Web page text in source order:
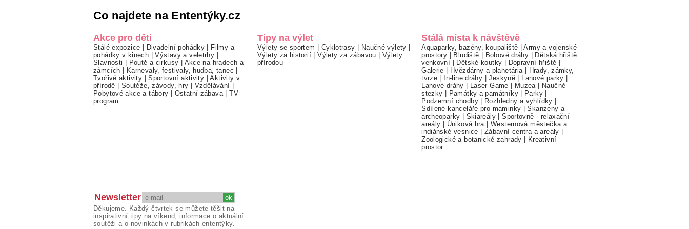
Co najdete na Ententýky.cz
Akce pro děti
Stálé expozice | Divadelní pohádky | Filmy a
pohádky v kinech |Výstavy a veletrhy |
Slavnosti | Poutě a cirkusy | Akce na hradech a
zámcích | Karnevaly, festivaly, hudba, tanec |
Tvořivé aktivity |Sportovní aktivity |Aktivity v
přírodě | Soutěže, závody, hry | Vzdělávání |
Pobytové akce a tábory | Ostatní zábava |TV
program
Tipy na výlet
Výlety se sportem | Cyklotrasy | Naučné výlety |
Výlety za historií |Výlety za zábavou | Výlety
přírodou
Stálá místa k návštěvě
Aquaparky, bazény, koupaliště |Army a vojenské
prostory | Bludiště | Bobové dráhy | Dětská hřiště
venkovní | Dětské koutky | Dopravní hřiště |
Galerie | Hvězdárny a planetária | Hrady, zámky,
tvrze | In-line dráhy |Jeskyně | Lanové parky |
Lanové dráhy | Laser Game | Muzea | Naučné
stezky | Památky a památníky| Parky |
Podzemní chodby| Rozhledny a vyhlídky |
Sdílené kanceláře pro maminky |Skanzeny a
archeoparky | Skiareály |Sportovně - relaxační
areály | Úniková hra |Westernová městečka a
indiánské vesnice | Zábavní centra a areály |
Zoologické a botanické zahrady | Kreativní
prostor
Newsletter
Děkujeme. Každý čtvrtek se můžete těšit na
inspirativní tipy na víkend, informace o aktuální
soutěži a o novinkách v rubrikách ententýky.